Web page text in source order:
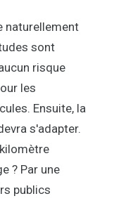
naturellement
sont
risque
les
Ensuite, la
s'adapter.
? Par une
publics